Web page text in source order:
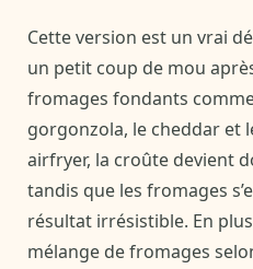
Cette version est un vrai
un petit coup de mou après
fromages fondants
gorgonzola, le cheddar et
airfryer, la croûte devient
tandis que les fromages
résultat irrésistible. En
mélange de fromages